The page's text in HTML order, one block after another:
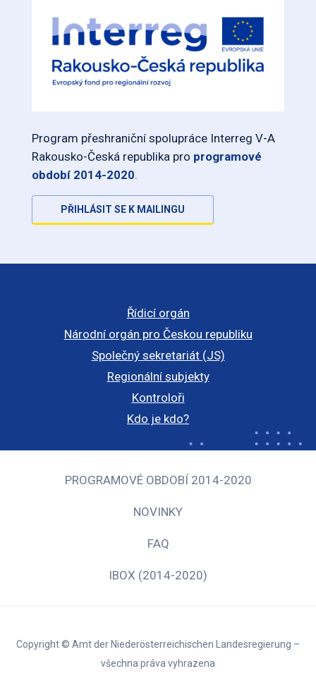
Program přeshraniční spolupráce Interreg V-A
Rakousko-Česká republika pro programové
období 2014-2020.
PŘIHLÁSIT SE K MAILINGU
Řídicí orgán
Národní orgán pro Českou republiku
Společný sekretariát (JS)
Regionální subjekty
Kontroloři
Kdo je kdo?
PROGRAMOVÉ OBDOBÍ 2014-2020
NOVINKY
FAQ
IBOX (2014-2020)
Copyright © Amt der Niederösterreichischen Landesregierung –
všechna práva vyhrazena